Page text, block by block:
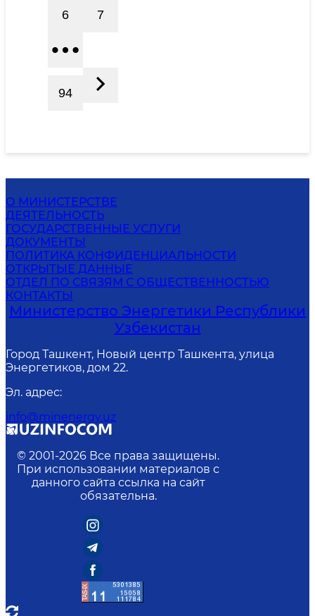
6 7
94
О МИНИСТЕРСТВЕ
ДЕЯТЕЛЬНОСТЬ
ГОСУДАРСТВЕННЫЕ УСЛУГИ
ДОКУМЕНТЫ
ПОЛИТИКА КОНФИДЕНЦИАЛЬНОСТИ
ОТКРЫТЫЕ ДАННЫЕ
ОТДЕЛ ПО СВЯЗЯМ С ОБЩЕСТВЕННОСТЬЮ
КОНТАКТЫ
Министерство Энергетики Республики
Узбекистан
Город Ташкент, Новый центр Ташкента, улица
Энергетиков, дом 22.
Эл. адрес:
info@minenergy.uz
© 2001-2026 Все права защищены.
При использовании материалов с
данного сайта ссылка на сайт
обязательна.